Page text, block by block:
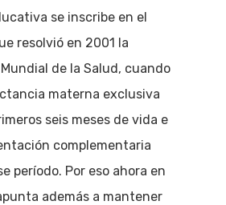
se inscribe en el
resolvió en 2001 la
de la Salud, cuando
materna exclusiva
seis meses de vida e
complementaria
período. Por eso ahora en
además a mantener